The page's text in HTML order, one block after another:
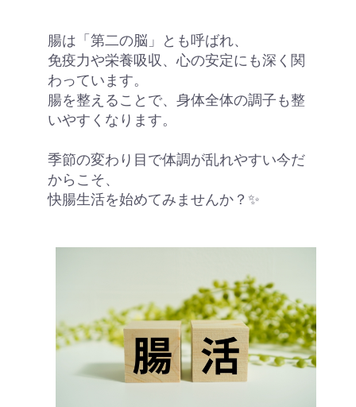
腸は「第二の脳」とも呼ばれ、
免疫力や栄養吸収、心の安定にも深く関
わっています。
腸を整えることで、身体全体の調子も整
いやすくなります。
季節の変わり目で体調が乱れやすい今だ
からこそ、
快腸生活を始めてみませんか？✨